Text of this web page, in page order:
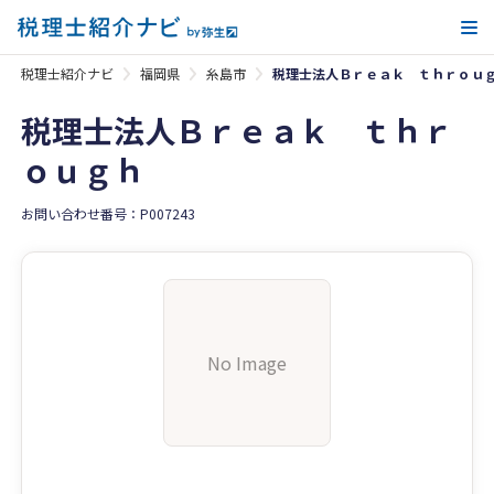
税理士紹介ナビ 福岡県 糸島市 税理士法人Ｂｒｅａｋ ｔｈｒｏｕ
税理士法人Ｂｒｅａｋ ｔｈｒ
ｏｕｇｈ
お問い合わせ番号：P007243
No Image